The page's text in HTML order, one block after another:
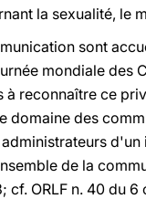
la sexualité, le
sont
mondiale des
à reconnaître ce
domaine des
de la
cf. ORLF n. 40 du